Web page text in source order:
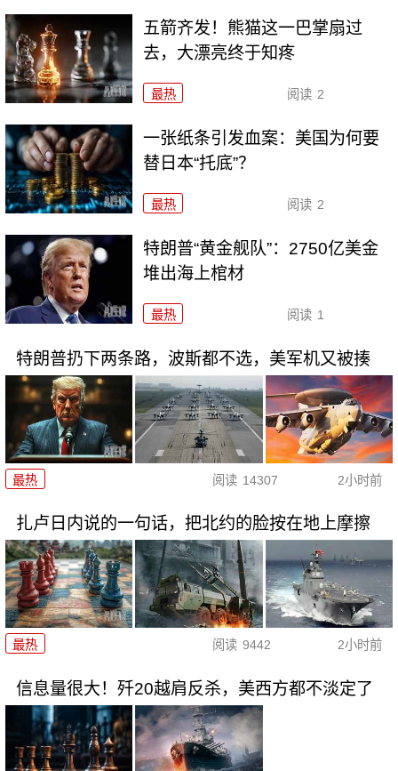
五箭齐发！熊猫这一巴掌扇过
去，大漂亮终于知疼
最热 阅读 2
一张纸条引发血案：美国为何要
替日本“托底”？
最热 阅读 2
特朗普“黄金舰队”：2750亿美金
堆出海上棺材
最热 阅读 1
特朗普扔下两条路，波斯都不选，美军机又被揍
最热 阅读 14307 2小时前
扎卢日内说的一句话，把北约的脸按在地上摩擦
最热 阅读 9442 2小时前
信息量很大！歼20越肩反杀，美西方都不淡定了